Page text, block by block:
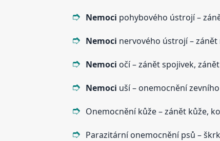
Nemoci pohybového ústrojí –
Nemoci nervového ústrojí –
Nemoci očí – zánět spojivek,
Nemoci uší – onemocnění
Onemocnění kůže – zánět kůže,
Parazitární onemocnění psů –